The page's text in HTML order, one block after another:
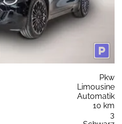
Pkw
Limousine
Automatik
10 km
3